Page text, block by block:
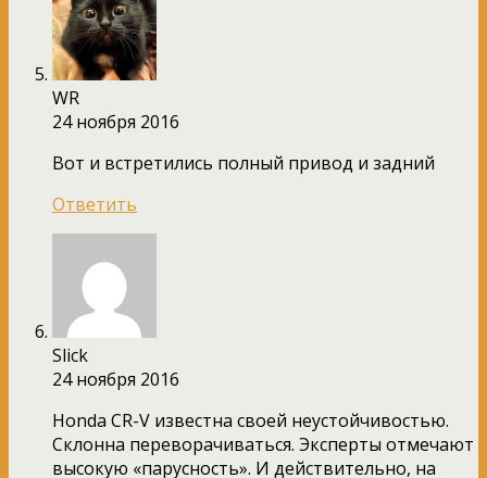
WR
24 ноября 2016
Вот и встретились полный привод и задний
Ответить
Slick
24 ноября 2016
Honda CR-V известна своей неустойчивостью.
Склонна переворачиваться. Эксперты отмечают
высокую «парусность». И действительно, на